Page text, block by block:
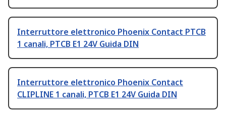
Interruttore elettronico Phoenix Contact PTCB
1 canali, PTCB E1 24V Guida DIN
Interruttore elettronico Phoenix Contact
CLIPLINE 1 canali, PTCB E1 24V Guida DIN